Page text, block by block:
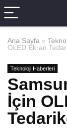
Ana Sayfa »
OLED Ekran
Teknoloji Haberleri
İçin